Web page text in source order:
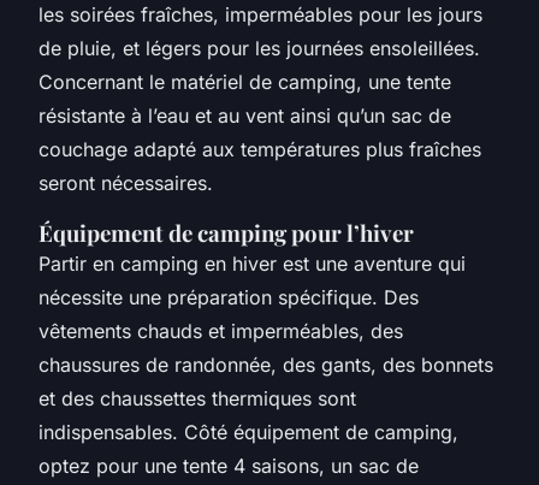
les soirées fraîches, imperméables pour les jours
de pluie, et légers pour les journées ensoleillées.
Concernant le matériel de camping, une tente
résistante à l’eau et au vent ainsi qu’un sac de
couchage adapté aux températures plus fraîches
seront nécessaires.
Équipement de camping pour l’hiver
Partir en camping en hiver est une aventure qui
nécessite une préparation spécifique. Des
vêtements chauds et imperméables, des
chaussures de randonnée, des gants, des bonnets
et des chaussettes thermiques sont
indispensables. Côté équipement de camping,
optez pour une tente 4 saisons, un sac de